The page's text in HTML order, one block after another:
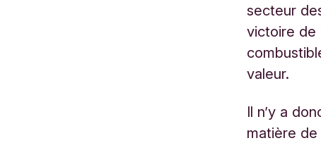
secteur
victoire de
valeur.
Il n’y a
matière